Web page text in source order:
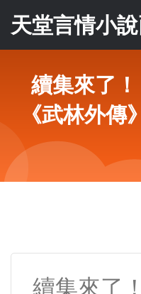
天堂言情小
續集來了
《武林外